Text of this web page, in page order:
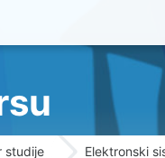
studije Elektronski